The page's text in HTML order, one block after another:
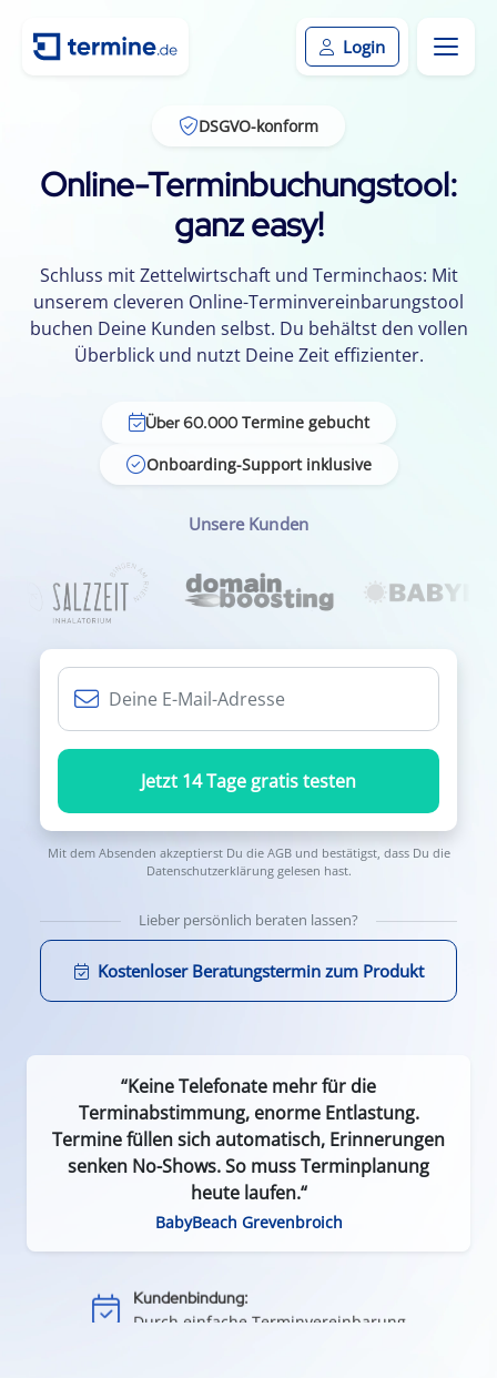
Login
DSGVO-konform
Online-Terminbuchungstool:
ganz easy!
Schluss mit Zettelwirtschaft und Terminchaos: Mit
unserem cleveren Online-Terminvereinbarungstool
buchen Deine Kunden selbst. Du behältst den vollen
Überblick und nutzt Deine Zeit effizienter.
Über 60.000Termine gebucht
Onboarding-Support inklusive
Unsere Kunden
Jetzt 14 Tage gratis testen
Mit dem Absenden akzeptierst Du die AGBund bestätigst, dass Du die
Datenschutzerklärunggelesen hast.
Lieber persönlich beraten lassen?
Kostenloser Beratungstermin zum Produkt
“Keine Telefonate mehr für die
Terminabstimmung, enorme Entlastung.
Termine füllen sich automatisch, Erinnerungen
senken No-Shows. So muss Terminplanung
heute laufen.“
BabyBeach Grevenbroich
Effizient & zeitsparend:
Weniger Leerlauf durch Terminausfälle
Einfach & flexibel:
Keine App oder Installation nötig
Durch einfache Terminvereinbarung